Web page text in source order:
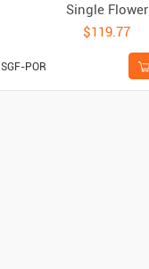
Single Flower
$119.77
SGF-POR